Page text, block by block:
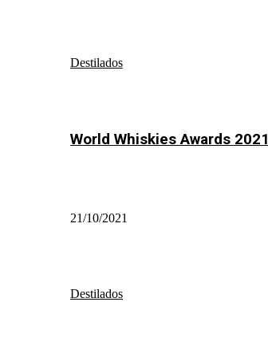
Destilados
World Whiskies Awards 2021
21/10/2021
Destilados